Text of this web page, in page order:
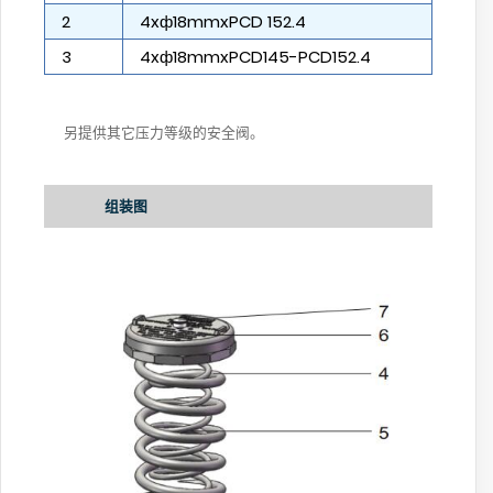
2
4xф18mmxPCD 152.4
3
4xф18mmxPCD145-PCD152.4
另提供其它压力等级的安全阀。
组装图